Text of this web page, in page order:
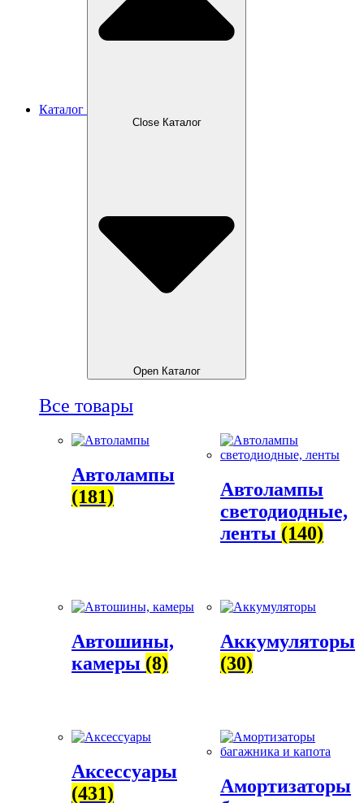
Каталог
Close Каталог
Open Каталог
Все товары
Автолампы
(181)
Автолампы
светодиодные,
ленты (140)
Автошины,
камеры (8)
Аккумуляторы
(30)
Аксессуары
(431)
Амортизаторы